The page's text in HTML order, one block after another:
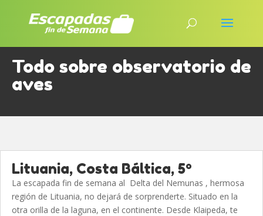
Todo sobre observatorio de
aves
Lituania, Costa Báltica, 5º
La escapada fin de semana al Delta del Nemunas , hermosa
región de Lituania, no dejará de sorprenderte. Situado en la
otra orilla de la laguna, en el continente. Desde Klaipeda, te